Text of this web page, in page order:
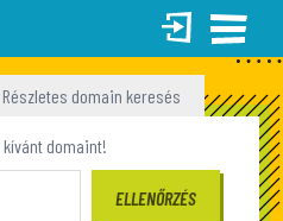
Részletes domain keresés
domaint!